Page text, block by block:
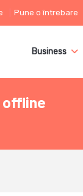
Pune o întrebare
Business
offline